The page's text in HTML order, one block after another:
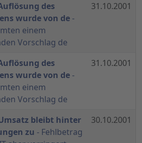
des
wurde von de -
einem
Vorschlag de
31.10.2001
des
wurde von de-
einem
Vorschlag de
31.10.2001
bleibt hinter
zu - Fehlbetrag
30.10.2001